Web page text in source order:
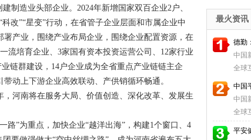
制造业头部企业。2024年新增国家双百企业2户、
改”“星变”行动，在省管子企业层面和市属企业中
产业，围绕产业布局企业，围绕企业配置资源，在
流培育企业、3家国有资本投资运营公司、12家行业
链群建设，14户企业成为全省重点产业链链主企
动上下游企业高效联动、产供销循环畅通。
河南将在服务大局、价值创造、深化改革、发展生
路”为重点，加快企业“越洋出海”，构建1个窗口、4
入
最火资讯
德勤
中国
全球
中国
中国
全球
平安